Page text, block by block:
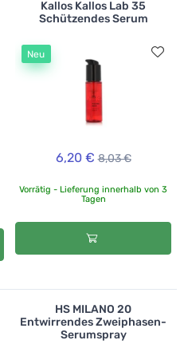
Kallos Kallos Lab 35
Schützendes Serum
Neu
6,20 € 8,03 €
Vorrätig - Lieferung innerhalb von 3
Tagen
HS MILANO 20
Entwirrendes Zweiphasen-
Serumspray